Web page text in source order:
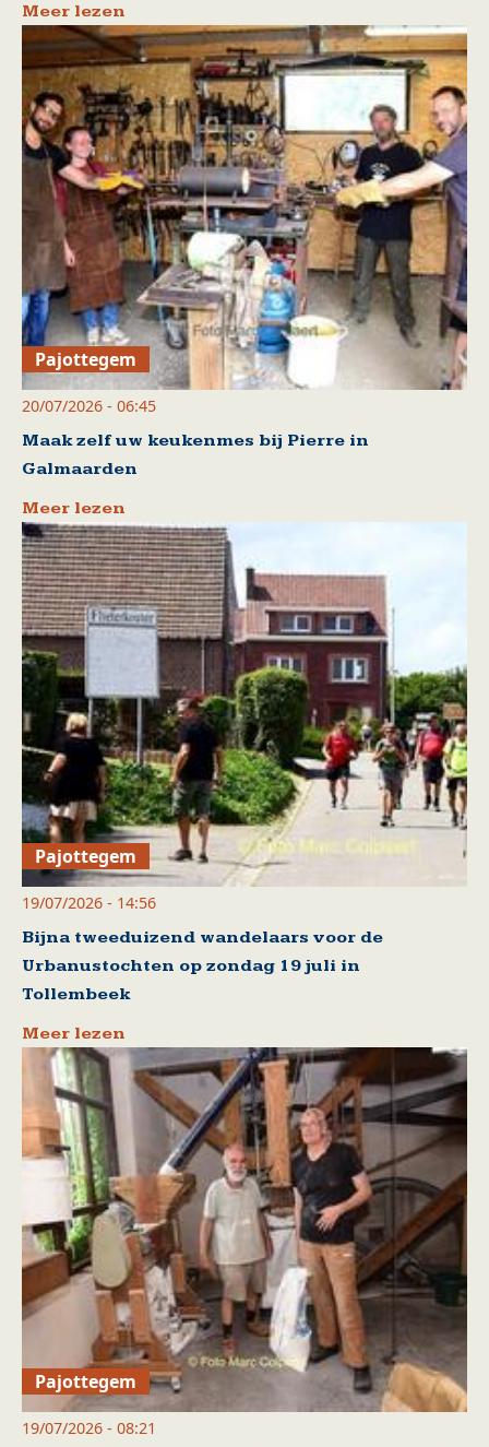
Meer lezen
Pajottegem
20/07/2026 - 06:45
Maak zelf uw keukenmes bij Pierre in
Galmaarden
Meer lezen
Pajottegem
19/07/2026 - 14:56
Bijna tweeduizend wandelaars voor de
Urbanustochten op zondag 19 juli in
Tollembeek
Meer lezen
Pajottegem
19/07/2026 - 08:21